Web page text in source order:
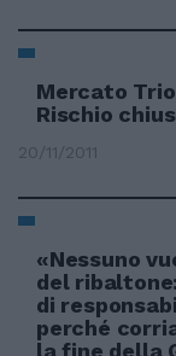
Mercato
Rischio
20/11/2011
«Nessuno
del
di
perché
la fine della